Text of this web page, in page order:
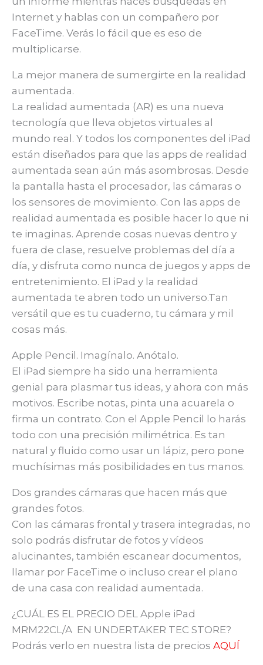
Internet y hablas con un compañero por
FaceTime. Verás lo fácil que es eso de
multiplicarse.
La mejor manera de sumergirte en la realidad
aumentada.
La realidad aumentada (AR) es una nueva
tecnología que lleva objetos virtuales al
mundo real. Y todos los componentes del iPad
están diseñados para que las apps de realidad
aumentada sean aún más asombrosas. Desde
la pantalla hasta el procesador, las cámaras o
los sensores de movimiento. Con las apps de
realidad aumentada es posible hacer lo que ni
te imaginas. Aprende cosas nuevas dentro y
fuera de clase, resuelve problemas del día a
día, y disfruta como nunca de juegos y apps de
entretenimiento. El iPad y la realidad
aumentada te abren todo un universo.Tan
versátil que es tu cuaderno, tu cámara y mil
cosas más.
Apple Pencil. Imagínalo. Anótalo.
El iPad siempre ha sido una herramienta
genial para plasmar tus ideas, y ahora con más
motivos. Escribe notas, pinta una acuarela o
firma un contrato. Con el Apple Pencil lo harás
todo con una precisión milimétrica. Es tan
natural y fluido como usar un lápiz, pero pone
muchísimas más posibilidades en tus manos.
Dos grandes cámaras que hacen más que
grandes fotos.
Con las cámaras frontal y trasera integradas, no
solo podrás disfrutar de fotos y vídeos
alucinantes, también escanear documentos,
llamar por FaceTime o incluso crear el plano
de una casa con realidad aumentada.
¿CUÁL ES EL PRECIO DEL Apple iPad
MRM22CL/A EN UNDERTAKER TEC STORE?
Podrás verlo en nuestra lista de precios AQUÍ